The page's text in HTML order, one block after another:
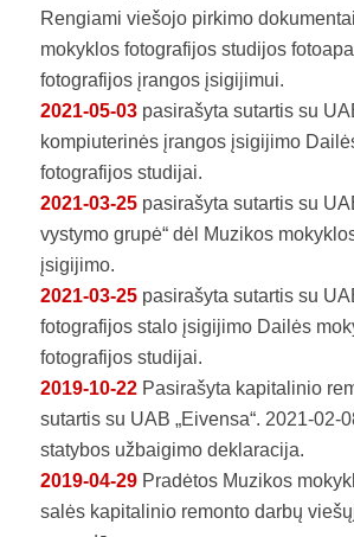
Rengiami viešojo pirkimo
mokyklos fotografijos studijos
fotografijos įrangos įsigijimui.
2021-05-03pasirašyta sutartis su
kompiuterinės įrangos įsigijimo
fotografijos studijai.
2021-03-25pasirašyta sutartis su
vystymo grupė“ dėl Muzikos
įsigijimo.
2021-03-25pasirašyta sutartis su
fotografijos stalo įsigijimo Dailės
fotografijos studijai.
2019-10-22Pasirašyta kapitalinio
sutartis su UAB „Eivensa“. 2021-02-
statybos užbaigimo deklaracija.
2019-04-29Pradėtos Muzikos
salės kapitalinio remonto darbų